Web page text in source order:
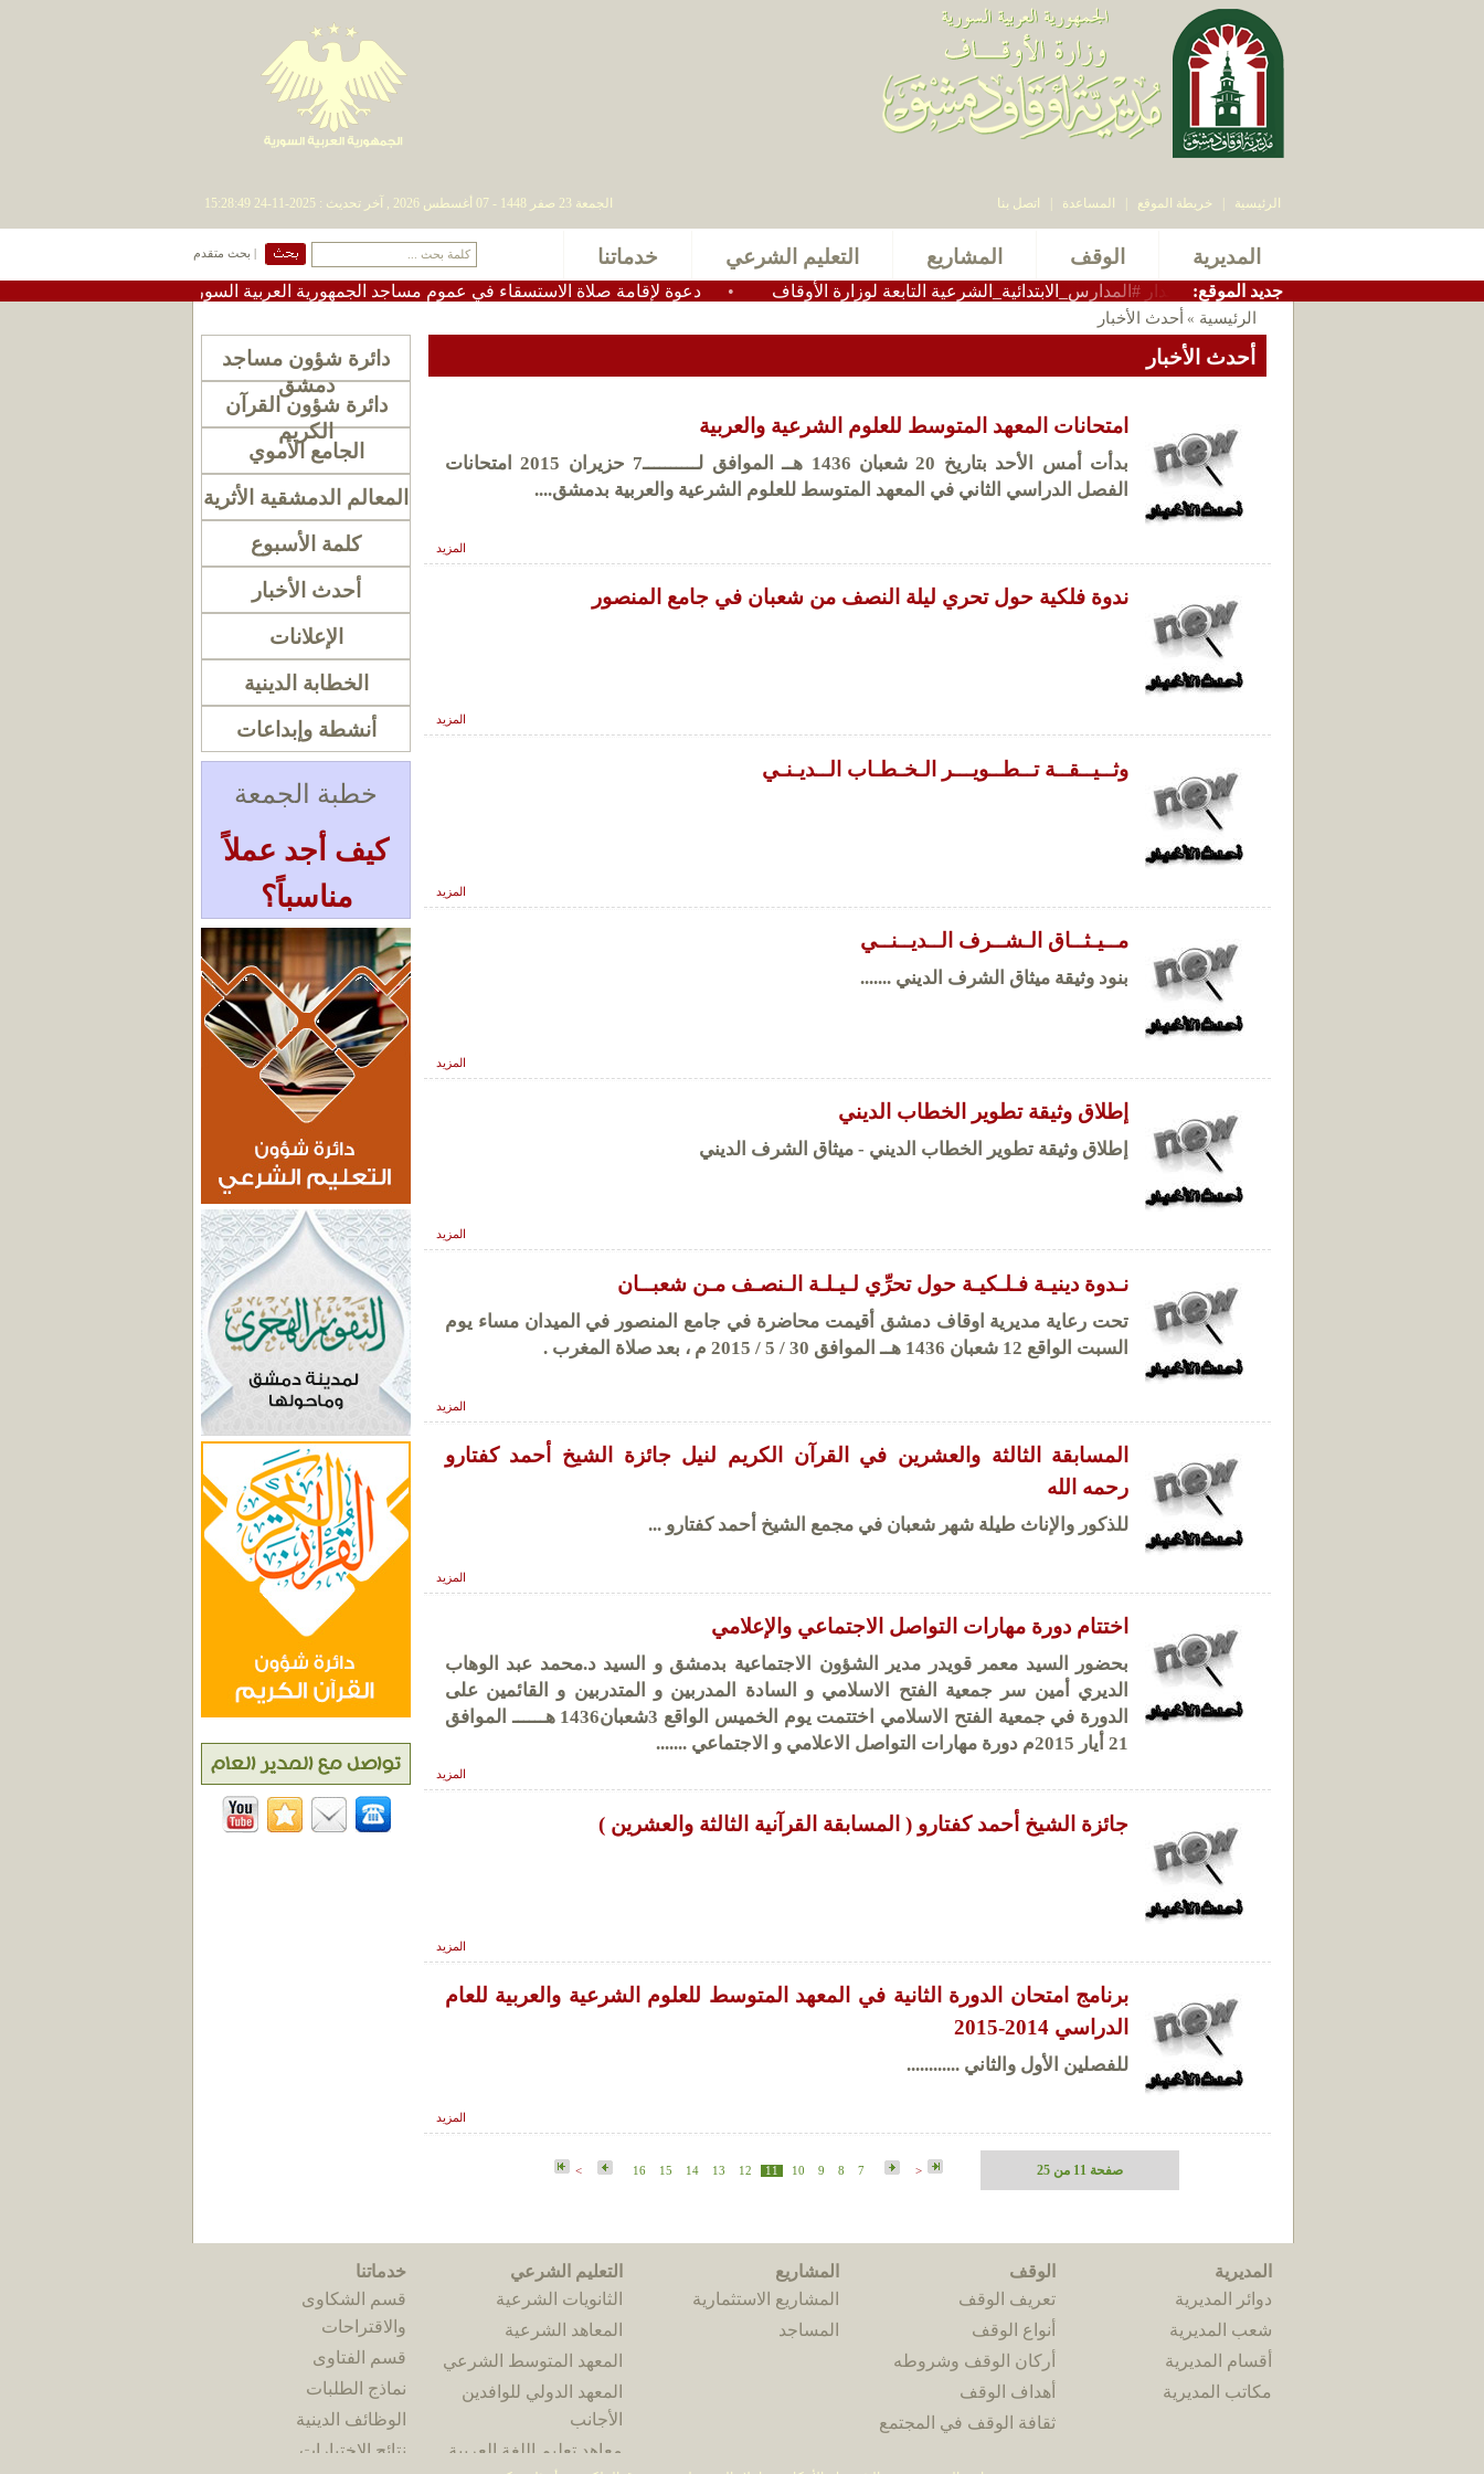
الجمعة 23 صفر 1448 - 07 أغسطس 2026 , آخر تحديث : 2025-11-24 15:28:49 الرئيسية خريطة الموقع المساعدة اتصل بنا
المديرية الوقف المشاريع التعليم الشرعي خدماتنا | بحث متقدم
دعوة لإقامة صلاة الاستسقاء في عموم مساجد الجمهورية العربية السورية • الاستاذ سامر بيرقدار #المدارس_الابتدائية_الشرعية التابعة لوزارة الأوقاف
:جديد الموقع
دائرة شؤون مساجد
دمشق
دائرة شؤون القرآن
الكريم
الجامع الأموي
المعالم الدمشقية الأثرية
كلمة الأسبوع
أحدث الأخبار
الإعلانات
الخطابة الدينية
أنشطة وإبداعات
خطبة الجمعة
كيف أجد عملاً
مناسباً؟
« أرشيف الخطب
الرئيسية » أحدث الأخبار
أحدث الأخبار
امتحانات المعهد المتوسط للعلوم الشرعية والعربية
بدأت أمس الأحد بتاريخ 20 شعبان 1436 هــ الموافق لــــــــــ7 حزيران 2015 امتحانات
الفصل الدراسي الثاني في المعهد المتوسط للعلوم الشرعية والعربية بدمشق....
المزيد
ندوة فلكية حول تحري ليلة النصف من شعبان في جامع المنصور
المزيد
وثــيــقــة تــطــويـــر الـخـطـاب الــديـنـي
المزيد
مــيـثــاق الـشــرف الــديــنــي
بنود وثيقة ميثاق الشرف الديني .......
المزيد
إطلاق وثيقة تطوير الخطاب الديني
إطلاق وثيقة تطوير الخطاب الديني - ميثاق الشرف الديني
المزيد
نـدوة دينيـة فـلـكيـة حول تحرِّي لـيـلـة الـنصـف مـن شعبــان
تحت رعاية مديرية اوقاف دمشق أقيمت محاضرة في جامع المنصور في الميدان مساء يوم
السبت الواقع 12 شعبان 1436 هــ الموافق 30 / 5 / 2015 م ، بعد صلاة المغرب .
المزيد
المسابقة الثالثة والعشرين في القرآن الكريم لنيل جائزة الشيخ أحمد كفتارو
رحمه الله
للذكور والإناث طيلة شهر شعبان في مجمع الشيخ أحمد كفتارو ...
المزيد
اختتام دورة مهارات التواصل الاجتماعي والإعلامي
بحضور السيد معمر قويدر مدير الشؤون الاجتماعية بدمشق و السيد د.محمد عبد الوهاب
الديري أمين سر جمعية الفتح الاسلامي و السادة المدربين و المتدربين و القائمين على
الدورة في جمعية الفتح الاسلامي اختتمت يوم الخميس الواقع 3شعبان1436 هــــــ الموافق
21 أيار 2015م دورة مهارات التواصل الاعلامي و الاجتماعي .......
المزيد
جائزة الشيخ أحمد كفتارو ( المسابقة القرآنية الثالثة والعشرين )
المزيد
برنامج امتحان الدورة الثانية في المعهد المتوسط للعلوم الشرعية والعربية للعام
الدراسي 2014-2015
للفصلين الأول والثاني ............
المزيد
<
7
8
9
10
11
12
13
14
15
16
> صفحة 11 من 25
المديرية
دوائر المديرية
شعب المديرية
أقسام المديرية
مكاتب المديرية
الوقف
تعريف الوقف
أنواع الوقف
أركان الوقف وشروطه
أهداف الوقف
ثقافة الوقف في المجتمع
المشاريع
المشاريع الاستثمارية
المساجد
التعليم الشرعي
الثانويات الشرعية
المعاهد الشرعية
المعهد المتوسط الشرعي
المعهد الدولي للوافدين
الأجانب
معاهد تعليم اللغة العربية
خدماتنا
قسم الشكاوى
والاقتراحات
قسم الفتاوى
نماذج الطلبات
الوظائف الدينية
نتائج الاختبارات